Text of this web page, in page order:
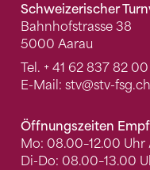
Schweizerischer
Bahnhofstrasse 38
5000 Aarau
Tel. + 41 62 837 82 00
E-Mail: stv@stv-fsg.ch
Öffnungszeiten
Mo: 08.00–12.00 Uhr
Di-Do: 08.00–13.00